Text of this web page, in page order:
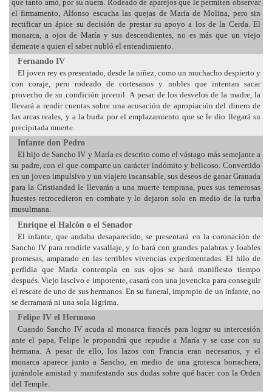
que tanto amó, por su nuera. Rodeado de aparejos que le permiten observar
el firmamento, Alfonso escucha las quejas de María de Molina, pero sin
rectificar un ápice su decisión de prestar su apoyo a los de la Cerda. El
monarca, a ojos de María y sus descendientes, no es más que un viejo
demente a quien el saber nubló el entendimiento.
Fernando IV
El joven rey es presentado, desde la niñez, como un muchacho despierto y
con coraje, pero rodeado de cortesanos y nobles que intentan sacar
provecho de su condición juvenil. A pesar de los desvelos de la madre, la
llevará a rendir cuentas sobre una acusación de apropiación del dinero de
las arcas reales, y a la burla por el emplazamiento que se le dio llegará su
precipitada muerte.
Infante don Pedro
El hijo de Sancho IV y María es descrito como el vástago más semejante a
su padre, con el que comparte un carácter indómito y belicoso. Convertido
en un joven impulsivo y un viajero incansable, sus deseos de ganar Granada
para la Cristiandad le llevarán a una muerte temprana, pues sus temerosas
huestes retrocedieron en combate y lo dejaron solo en medio de la turba
musulmana.
Enrique el Halcón o el Senador
El infante, que andaba desaparecido, se presentará en la coronación de
Sancho IV para rendirle vasallaje, y lo hará con grandes palabras y loables
promesas, amparado en las terribles vivencias experimentadas. El hilo de
perfidia que María contempla en sus ojos se hará manifiesto tiempo
después. Viejo lascivo e impotente, casará con una jovencita para conseguir
el rescate de uno de sus hermanos. En su funeral, impropio de un infante, no
se derramará ni una sola lágrima.
Felipe IV el Hermoso
Cuando Sancho IV acuda al monarca francés para lograr su intercesión
ante el papa, Felipe le propondrá que repudie a María y se case con su
hermana. A pesar de ello, los lazos con Francia eran necesarios, y el
monarca aparece junto a Sancho, en medio de una grotesca borrachera,
jurándole amistad y manifestando sus dudas sobre qué hacer con la Orden
del Temple.